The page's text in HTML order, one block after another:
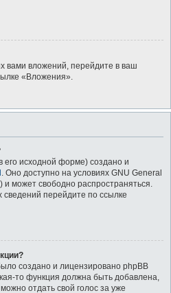
вами вложений, перейдите в ваш
«Вложения».
его исходной форме) создано и
. Оно доступно на условиях GNU General
и может свободно распространяться.
перейдите по ссылке
создано и лицензировано phpBB
то функция должна быть добавлена,
можно отдать свой голос за уже